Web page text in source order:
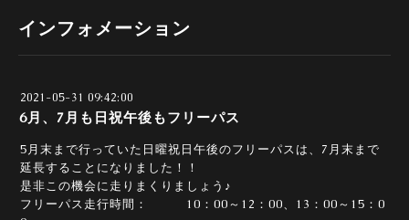
インフォメーション
2021-05-31 09:42:00
6月、7月も日祝午後もフリーパス
5月末まで行っていた日曜祝日午後のフリーパスは、7月末まで
延長することになりました！！
是非この機会に走りまくりましょう♪
フリーパス走行時間： 10：00～12：00、13：00～15：0